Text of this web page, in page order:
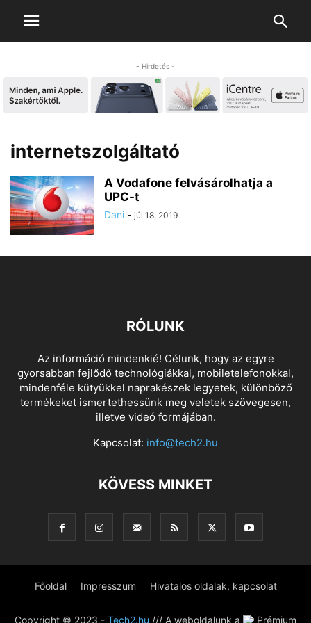
- Hirdetés -
internetszolgáltató
A Vodafone felvásárolhatja a
UPC-t
Dani - júl 18, 2019
RÓLUNK
Az információ mindenkié! Célunk, hogy az egyre
gyorsabban fejlődő technológiákkal, mobiletelefonokkal,
mindenféle kütyükkel naprakészek legyetek, különböző
termékeket ismertethessünk meg veletek szövegesen,
illetve videó formájában.
Kapcsolat: info@tech2.hu
KÖVESS MINKET
Főoldal Impresszum Hivatalos oldalak, kapcsolat
Copyright © 2023 - Tech2.hu /// A weboldalunk a Prémium